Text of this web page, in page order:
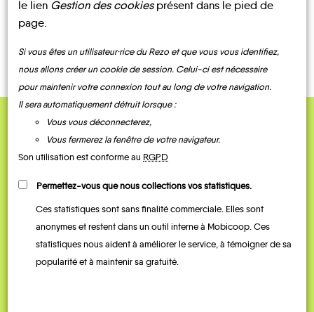
QUELQUES
Témoignages
le lien Gestion des cookiesprésent dans le pied de
page.
Si vous êtes un utilisateur·rice du Rezo et que vous vous identifiez,
nous allons créer un cookie de session. Celui-ci est nécessaire
pour maintenir votre connexion tout au long de votre navigation.
Il sera automatiquement détruit lorsque :
Vous vous déconnecterez,
Vous fermerez la fenêtre de votre navigateur.
Son utilisation est conforme au RGPD
Permettez-vous que nous collections vos statistiques.
Ces statistiques sont sans finalité commerciale. Elles sont
anonymes et restent dans un outil interne à Mobicoop. Ces
statistiques nous aident à améliorer le service, à témoigner de sa
popularité et à maintenir sa gratuité.